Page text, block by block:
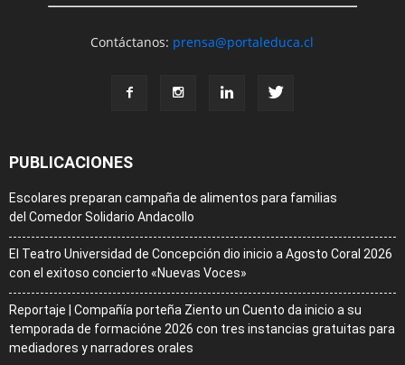
Contáctanos: prensa@portaleduca.cl
PUBLICACIONES
Escolares preparan campaña de alimentos para familias
del Comedor Solidario Andacollo
El Teatro Universidad de Concepción dio inicio a Agosto Coral 2026
con el exitoso concierto «Nuevas Voces»
Reportaje | Compañía porteña Ziento un Cuento da inicio a su
temporada de formacióne 2026 con tres instancias gratuitas para
mediadores y narradores orales